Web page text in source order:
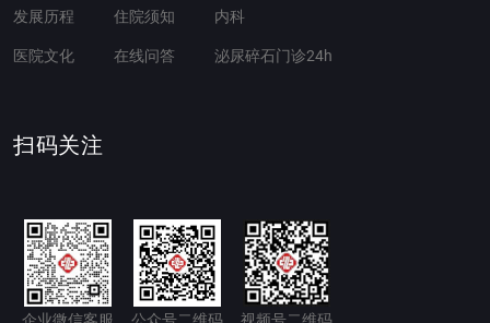
发展历程
医院文化
住院须知
在线问答
内科
泌尿碎石门诊24h
扫码关注